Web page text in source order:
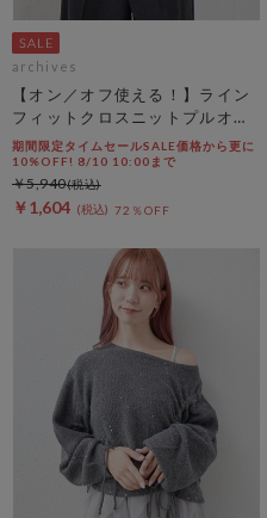
archives
【オン／オフ使える！】ライン
フィットクロスニットプルオー
バー
期間限定タイムセールSALE価格から更に
10%OFF! 8/10 10:00まで
￥1,604 72％OFF
￥5,940